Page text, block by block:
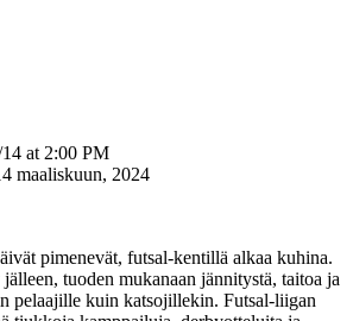
at 2:00 PM
maaliskuun, 2024
pimenevät, futsal-kentillä alkaa kuhina.
tuoden mukanaan jännitystä, taitoa ja
pelaajille kuin katsojillekin. Futsal-liigan